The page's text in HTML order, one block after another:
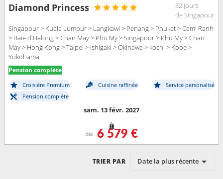
Diamond Princess
32 jours
de Singapour
Singapour > Kuala Lumpur > Langkawi > Penang > Phuket > Cami Ranh
> Baie d Halong > Chan May > Phu My > Singapour > Phu My > Chan
May > Hong Kong > Taipei > Ishigaki > Okinawa > kochi > Kobe >
Yokohama
Pension complète
Croisière Premium Cuisine raffinée
Service personalisé
Pension complète
sam. 13 févr. 2027
dès 6 579 €
TRIER PAR Date la plus récente